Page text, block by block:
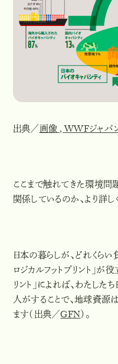
出典／画像,WWFジャパ
ここまで触れてきた環境問
関係しているのか、より詳し
日本の暮らしが、どれくら
ロジカルフットプリント」が
リント」によれば、わたした
人がすることで、地球資源
ます（出典／GFN）。